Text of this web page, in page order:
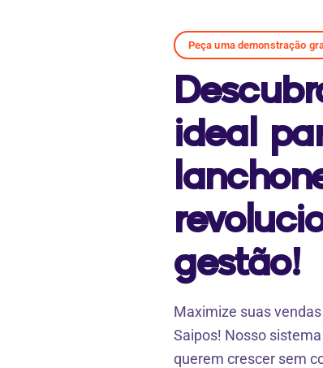
Peça uma demonstração
ideal
gestão!
Maximize suas
Saipos! Nosso
querem crescer sem